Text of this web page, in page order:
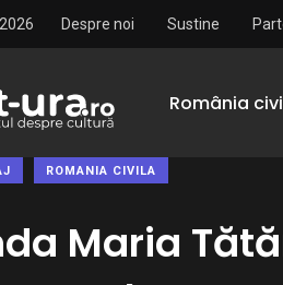
Despre noi Sustine
România
ROMANIA CIVILA
Maria